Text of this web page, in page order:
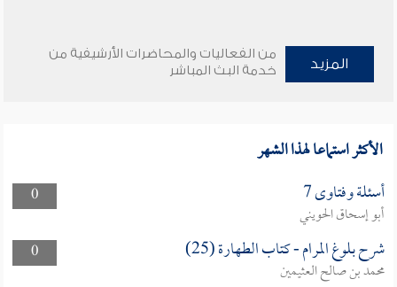
المزيد
من الفعاليات والمحاضرات الأرشيفية من
خدمة البث المباشر
الأكثر استماعا لهذا الشهر
0 أسئلة وفتاوى 7
أبو إسحاق الحويني
0
شرح بلوغ المرام - كتاب الطهارة (25)
محمد بن صالح العثيمين